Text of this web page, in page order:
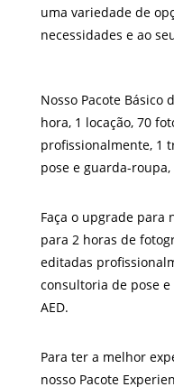
uma variedade de
necessidades e ao
Nosso Pacote Básico
hora, 1 locação, 70
profissionalmente, 1
pose e guarda-
Faça o upgrade para
para 2 horas de
editadas
consultoria de pose
AED.
Para ter a melhor
nosso Pacote